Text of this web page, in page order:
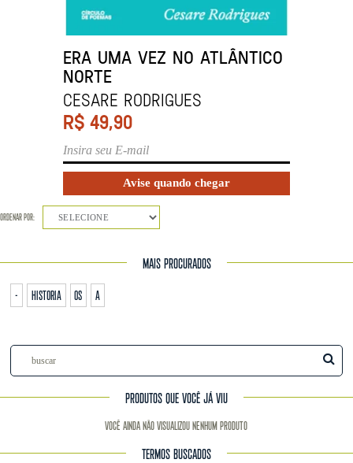
ERA UMA VEZ NO ATLÂNTICO
NORTE
Cesare Rodrigues
R$ 49,90
ORDENAR POR: SELECIONE
MAIS PROCURADOS
- historia os a
PRODUTOS QUE VOCÊ JÁ VIU
Você ainda não visualizou nenhum produto
TERMOS BUSCADOS